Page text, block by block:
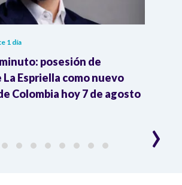
1 día
posesión de
Espriella como nuevo
Colombia hoy 7 de agosto
›